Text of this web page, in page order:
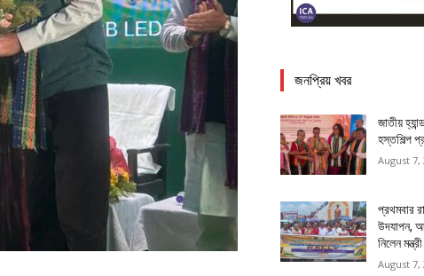
জনপ্রিয় খবর
জাতীয়
হস্তশিল্প
August 7,
প্রথমবার
উদযাপন,
নিলেন
August 7,